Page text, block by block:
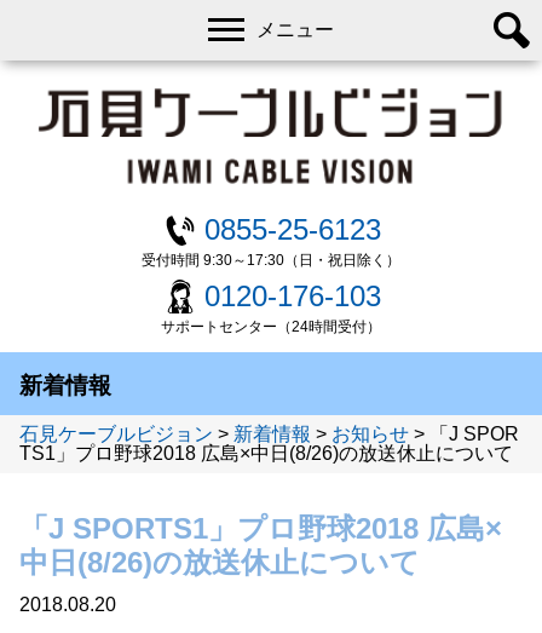
0855-25-6123
受付時間 9:30～17:30（日・祝日除く）
0120-176-103
サポートセンター（24時間受付）
メニュー
新着情報
石見ケーブルビジョン > 新着情報 > お知らせ >
「J SPOR
TS1」プロ野球2018 広島×中日(8/26)の放送休止について
「J SPORTS1」プロ野球2018 広島×
中日(8/26)の放送休止について
2018.08.20